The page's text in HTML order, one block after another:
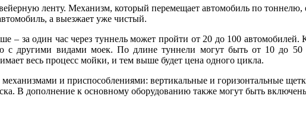
ленту. Механизм, который перемещает автомобиль по тоннелю,
а выезжает уже чистый.
– за один час через туннель может пройти от 20 до 100
с другими видами моек. По длине туннели могут быть от 10 до 50
весь процесс мойки, и тем выше будет цена одного цикла.
и приспособлениями: вертикальные и горизонтальные
В дополнение к основному оборудованию также могут быть